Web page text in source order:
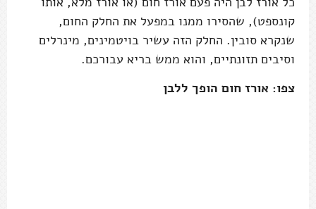
קונספט), שהסירו ממנו במפעל את החלק החום,
שנקרא סובין. החלק הזה עשיר בויטמינים, מינרלים
וסיבים תזונתיים, והוא ממש בריא עבורכם.
צפו: אורז חום הופך ללבן